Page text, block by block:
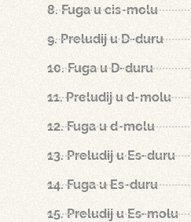
8. Fuga u cis-molu
9. Preludij u D-duru
10. Fuga u D-duru
11. Preludij u d-molu
12. Fuga u d-molu
13. Preludij u Es-duru
14. Fuga u Es-duru
15. Preludij u Es-molu